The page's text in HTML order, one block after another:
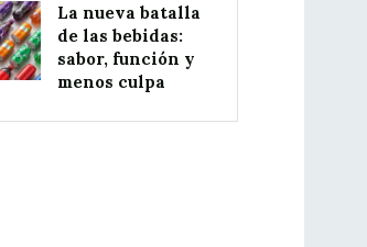
La nueva batalla
de las bebidas:
sabor, función y
menos culpa